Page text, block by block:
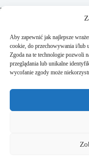
Aby zapewnić jak najlepsze
cookie, do przechowywania i/lub
Zgoda na te technologie pozwoli
przeglądania lub unikalne
wycofanie zgody może
Pomoc
Jak kupować?
Częste pytania
Polityka prywatności